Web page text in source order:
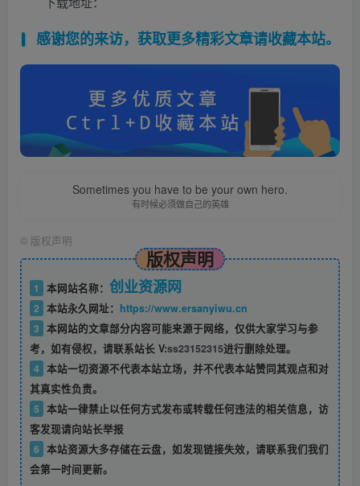
感谢您的来访，获取更多精彩文章请收藏本站。
Sometimes you have to be your own hero.
有时候必须做自己的英雄
© 版权声明
版权声明
1 本网站名称： 创业资源网
2 本站永久网址： https://www.ersanyiwu.cn
3 本网站的文章部分内容可能来源于网络，仅供大家学习与参
考，如有侵权，请联系站长 V:ss23152315进行删除处理。
4 本站一切资源不代表本站立场，并不代表本站赞同其观点和对
其真实性负责。
5 本站一律禁止以任何方式发布或转载任何违法的相关信息，访
客发现请向站长举报
6 本站资源大多存储在云盘，如发现链接失效，请联系我们我们
会第一时间更新。